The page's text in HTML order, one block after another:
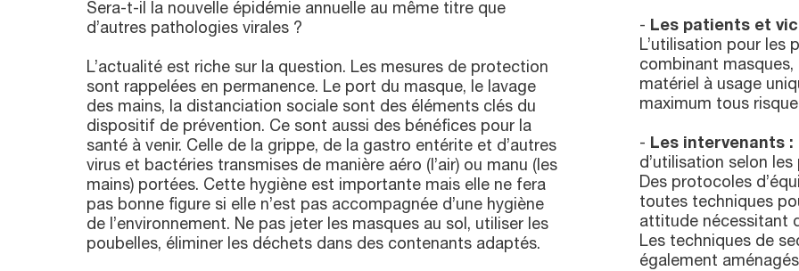
Sera-t-il la nouvelle épidémie annuelle au même titre que
d’autres pathologies virales ?
L’actualité est riche sur la question. Les mesures de protection
sont rappelées en permanence. Le port du masque, le lavage
des mains, la distanciation sociale sont des éléments clés du
dispositif de prévention. Ce sont aussi des bénéfices pour la
santé à venir. Celle de la grippe, de la gastro entérite et d’autres
virus et bactéries transmises de manière aéro (l’air) ou manu (les
mains) portées. Cette hygiène est importante mais elle ne fera
pas bonne figure si elle n’est pas accompagnée d’une hygiène
de l’environnement. Ne pas jeter les masques au sol, utiliser les
poubelles, éliminer les déchets dans des contenants adaptés.
- Les patients et
L’utilisation pour les
combinant
matériel à usage
maximum tous
- Les intervenants :
d’utilisation selon
Des protocoles
toutes techniques
attitude nécessitant
Les techniques de
également